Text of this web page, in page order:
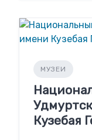
МУЗЕИ
Кузебая